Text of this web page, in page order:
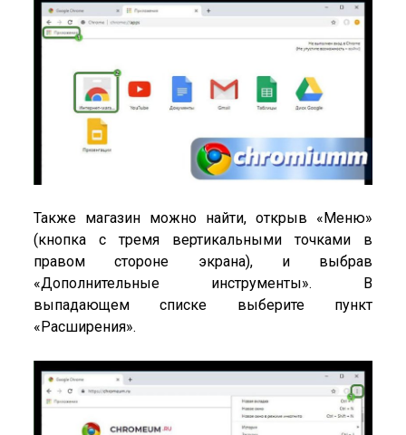
Также магазин можно найти, открыв «Меню»
(кнопка с тремя вертикальными точками в
правом стороне экрана), и выбрав
«Дополнительные инструменты». В
выпадающем списке выберите пункт
«Расширения».